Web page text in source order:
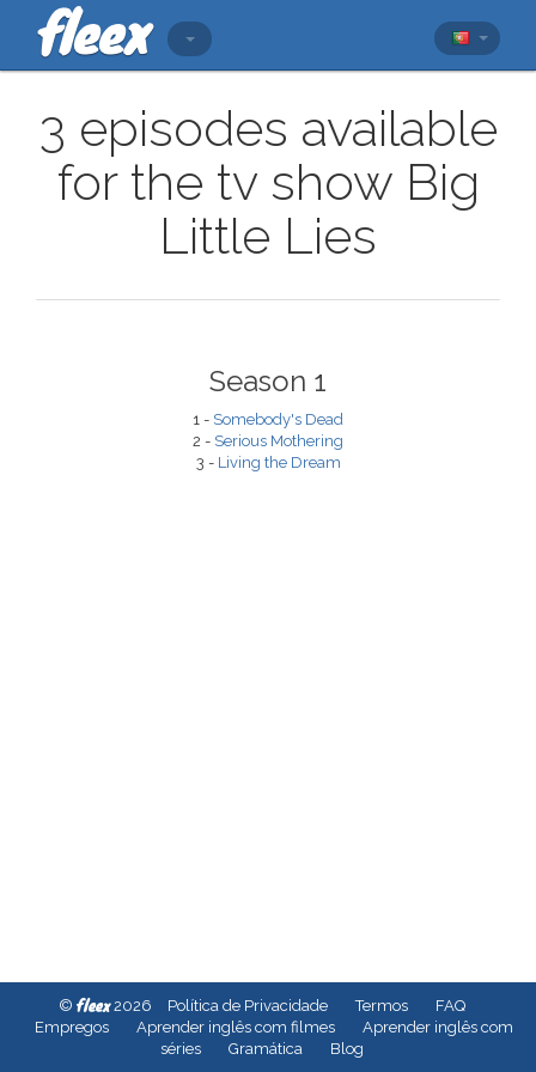
3 episodes available
for the tv show Big
Little Lies
Season 1
1 - Somebody's Dead
2 - Serious Mothering
3 - Living the Dream
© fleex2026 Política de Privacidade Termos
FAQ
Empregos
Aprender inglês com filmes
Aprender inglês com
séries
Gramática Blog